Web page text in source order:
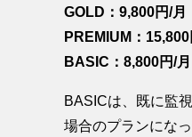
GOLD：9,800円/月
PREMIUM：15,800
BASIC：8,800円/月
BASICは、既に監
場合のプランになっ